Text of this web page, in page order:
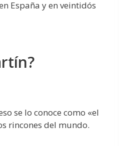
España y en veintidós
se lo conoce como «el
rincones del mundo.